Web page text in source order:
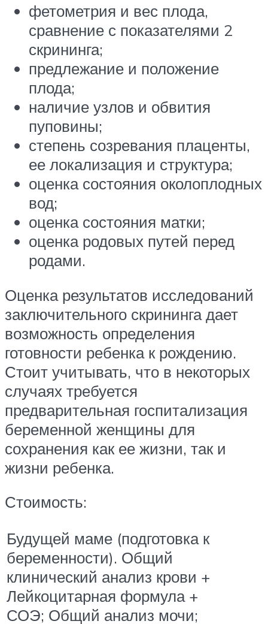
фетометрия и вес плода,
сравнение с показателями 2
скрининга;
предлежание и положение
плода;
наличие узлов и обвития
пуповины;
степень созревания плаценты,
ее локализация и структура;
оценка состояния околоплодных
вод;
оценка состояния матки;
оценка родовых путей перед
родами.
Оценка результатов исследований
заключительного скрининга дает
возможность определения
готовности ребенка к рождению.
Стоит учитывать, что в некоторых
случаях требуется
предварительная госпитализация
беременной женщины для
сохранения как ее жизни, так и
жизни ребенка.
Стоимость:
Будущей маме (подготовка к
беременности). Общий
клинический анализ крови +
Лейкоцитарная формула +
СОЭ; Общий анализ мочи;